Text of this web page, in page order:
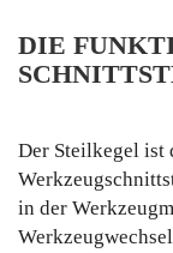
DIE
Der Steilkegel ist
in der